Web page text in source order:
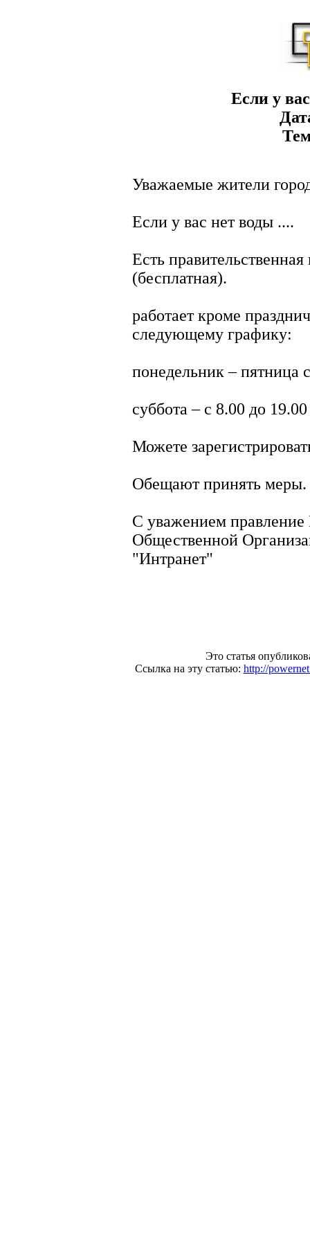
Если у
Уважаемые жители
Если у вас нет воды ....
Есть
(бесплатная).
работает кроме
следующему графику:
понедельник – пятница
суббота – с 8.00 до 19.00
Можете
Обещают принять
С уважением правление
Общественной
"Интранет"
Это статья
Ссылка на эту статью: http://